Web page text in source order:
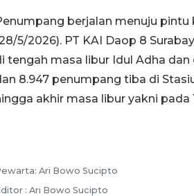
berjalan menuju pintu
5/2026). PT KAI Daop 8
tengah masa libur Idul Adha
8.947 penumpang tiba di
akhir masa libur yakni pada
Ari Bowo Sucipto
: Ari Bowo Sucipto